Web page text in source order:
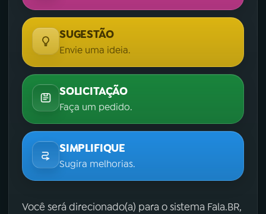
SUGESTÃO
Envie uma ideia.
SOLICITAÇÃO
Faça um pedido.
SIMPLIFIQUE
Sugira melhorias.
Você será direcionado(a) para o sistema Fala.BR,